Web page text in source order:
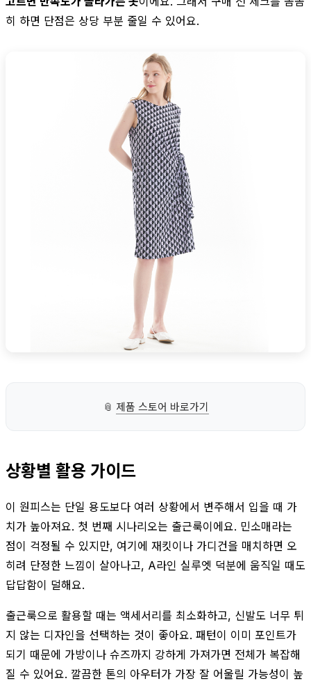
히 하면 단점은 상당 부분 줄일 수 있어요.
📎 제품 스토어 바로가기
상황별 활용 가이드
이 원피스는 단일 용도보다 여러 상황에서 변주해서 입을 때 가
치가 높아져요. 첫 번째 시나리오는 출근룩이에요. 민소매라는
점이 걱정될 수 있지만, 여기에 재킷이나 가디건을 매치하면 오
히려 단정한 느낌이 살아나고, A라인 실루엣 덕분에 움직일 때도
답답함이 덜해요.
출근룩으로 활용할 때는 액세서리를 최소화하고, 신발도 너무 튀
지 않는 디자인을 선택하는 것이 좋아요. 패턴이 이미 포인트가
되기 때문에 가방이나 슈즈까지 강하게 가져가면 전체가 복잡해
질 수 있어요. 깔끔한 톤의 아우터가 가장 잘 어울릴 가능성이 높